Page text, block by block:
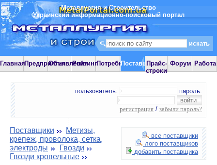
Металлургия и Строительство
Украинский информационно-поисковый портал
ГлавнаяПредприятияОбъявления
РейтингПотребностиПоставщики
Прайс-
строки
Форум Работа
пользователь: пароль:
регистрация / забыли пароль?
все поставщики
лого поставщиков
добавить поставщика
Поставщики
Метизы,
крепеж, проволока, сетка,
электроды
Гвозди
Гвозди кровельные